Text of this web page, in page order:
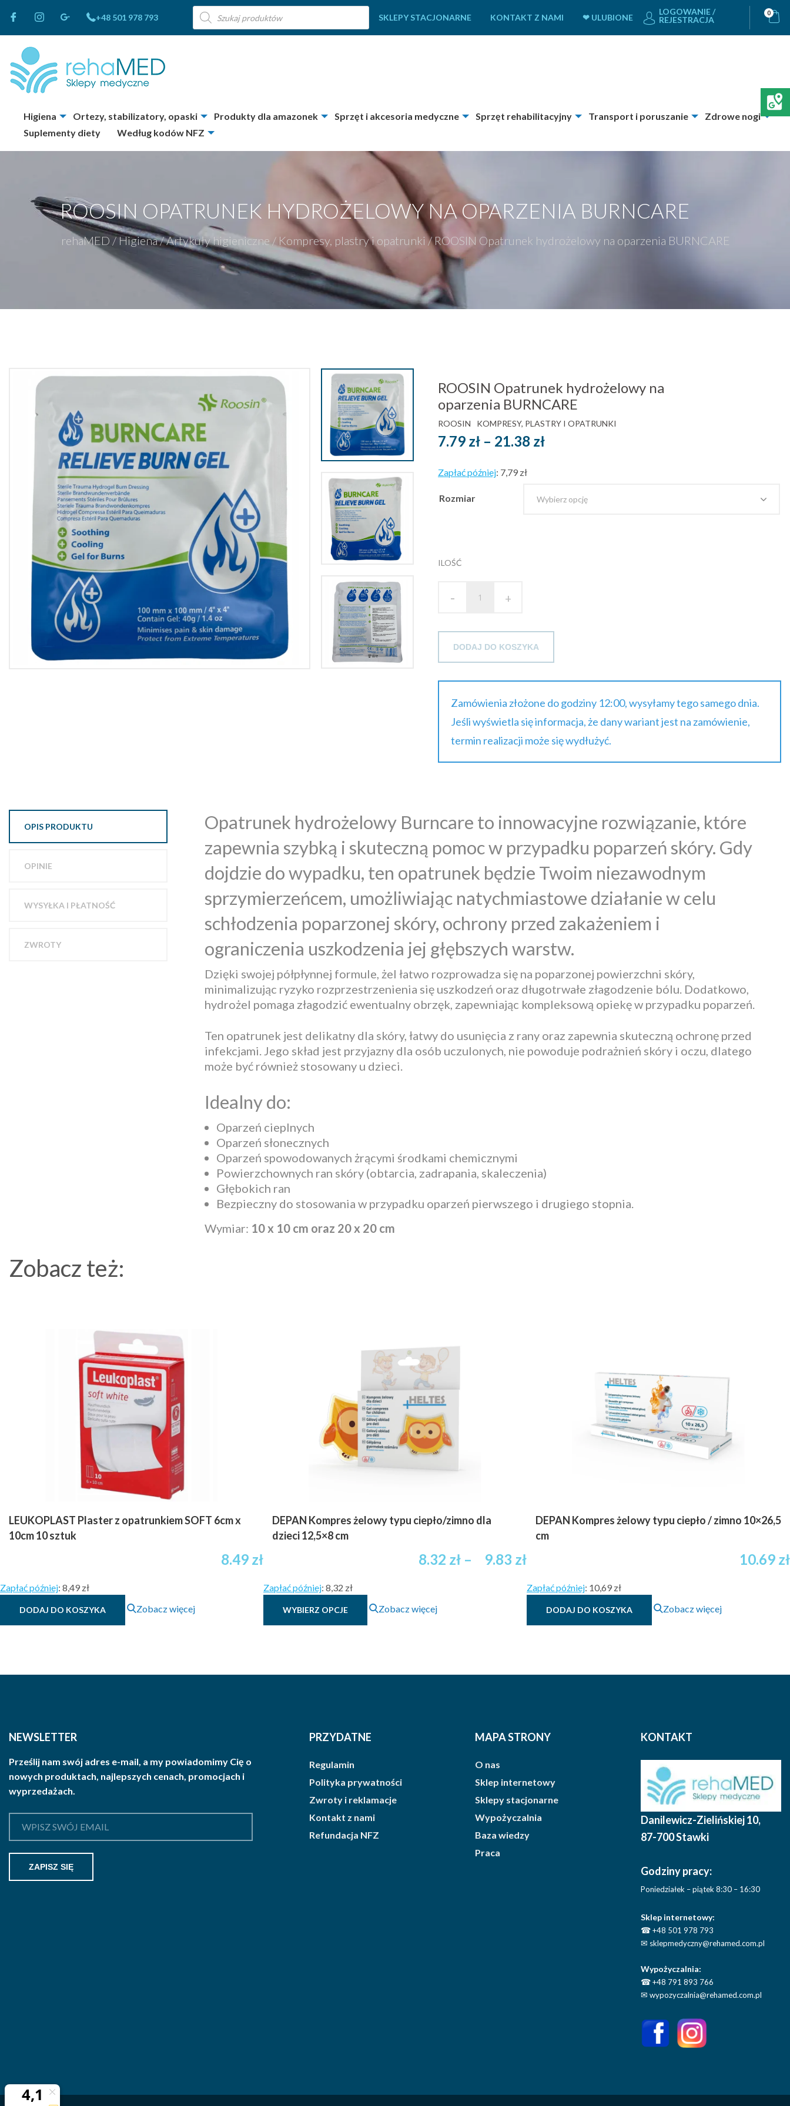
+48 501 978 793
Wyszukiwarka
produktów
SKLEPY STACJONARNE KONTAKT Z NAMI ❤ ULUBIONE
LOGOWANIE /
REJESTRACJA
0
Higiena Ortezy, stabilizatory, opaski Produkty dla amazonek Sprzęt i akcesoria medyczne Sprzęt rehabilitacyjny Transport i poruszanie
Zdrowe nogi
Suplementy diety
Według kodów NFZ
ROOSIN OPATRUNEK HYDROŻELOWY NA OPARZENIA BURNCARE
rehaMED /Higiena/Artykuły higieniczne / Kompresy, plastry i opatrunki / ROOSIN Opatrunek hydrożelowy na oparzenia BURNCARE
ROOSIN Opatrunek hydrożelowy na
oparzenia BURNCARE
ROOSIN KOMPRESY, PLASTRY I OPATRUNKI
7.79 zł – 21.38 złZakres
7.79 zł
Zapłać później: 7,79 zł
Rozmiar
ILOŚĆ
- +
DODAJ DO KOSZYKA
Zamówienia złożone do godziny 12:00, wysyłamy tego samego dnia.
Jeśli wyświetla się informacja, że dany wariant jest na zamówienie,
termin realizacji może się wydłużyć.
OPIS PRODUKTU
OPINIE
WYSYŁKA I PŁATNOŚĆ
ZWROTY
Opatrunek hydrożelowy Burncare to innowacyjne rozwiązanie, które
zapewnia szybką i skuteczną pomoc w przypadku poparzeń skóry. Gdy
dojdzie do wypadku, ten opatrunek będzie Twoim niezawodnym
sprzymierzeńcem, umożliwiając natychmiastowe działanie w celu
schłodzenia poparzonej skóry, ochrony przed zakażeniem i
ograniczenia uszkodzenia jej głębszych warstw.
Dzięki swojej półpłynnej formule, żel łatwo rozprowadza się na poparzonej powierzchni skóry,
minimalizując ryzyko rozprzestrzenienia się uszkodzeń oraz długotrwałe złagodzenie bólu. Dodatkowo,
hydrożel pomaga złagodzić ewentualny obrzęk, zapewniając kompleksową opiekę w przypadku poparzeń.
Ten opatrunek jest delikatny dla skóry, łatwy do usunięcia z rany oraz zapewnia skuteczną ochronę przed
infekcjami. Jego skład jest przyjazny dla osób uczulonych, nie powoduje podrażnień skóry i oczu, dlatego
może być również stosowany u dzieci.
Idealny do:
Oparzeń cieplnych
Oparzeń słonecznych
Oparzeń spowodowanych żrącymi środkami chemicznymi
Powierzchownych ran skóry (obtarcia, zadrapania, skaleczenia)
Głębokich ran
Bezpieczny do stosowania w przypadku oparzeń pierwszego i drugiego stopnia.
Wymiar: 10 x 10 cm oraz 20 x 20 cm
Zobacz też:
LEUKOPLAST Plaster z opatrunkiem SOFT 6cm x
10cm 10 sztuk
8.49 zł
Zapłać później: 8,49 zł
DODAJ DO KOSZYKA Zobacz więcej
DEPAN Kompres żelowy typu ciepło/zimno dla
dzieci 12,5×8 cm
8.32 zł – 9.83 złZakres
od
8.32 zł
Zapłać później: 8,32 zł
WYBIERZ OPCJE
Ten
produkt
Opcje
stronie
Zobacz więcej
DEPAN Kompres żelowy typu ciepło / zimno 10×26,5
cm
10.69 zł
Zapłać później: 10,69 zł
DODAJ DO KOSZYKA Zobacz więcej
NEWSLETTER
Prześlij nam swój adres e-mail, a my powiadomimy Cię o
nowych produktach, najlepszych cenach, promocjach i
wyprzedażach.
PRZYDATNE
Regulamin
Polityka prywatności
Zwroty i reklamacje
Kontakt z nami
Refundacja NFZ
MAPA STRONY
O nas
Sklep internetowy
Sklepy stacjonarne
Wypożyczalnia
Baza wiedzy
Praca
KONTAKT
Danilewicz-Zielińskiej 10,
87-700 Stawki
Godziny pracy:
Poniedziałek – piątek 8:30 – 16:30
Sklep internetowy:
☎+48 501 978 793
✉ sklepmedyczny@rehamed.com.pl
Wypożyczalnia:
☎+48 791 893 766
✉ wypozyczalnia@rehamed.com.pl